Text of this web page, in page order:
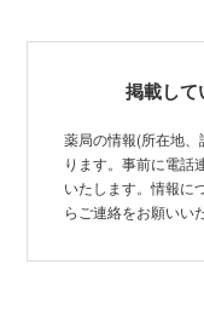
掲載して
薬局の情報(所在地
ります。事前に電話
いたします。情報に
らご連絡をお願いい